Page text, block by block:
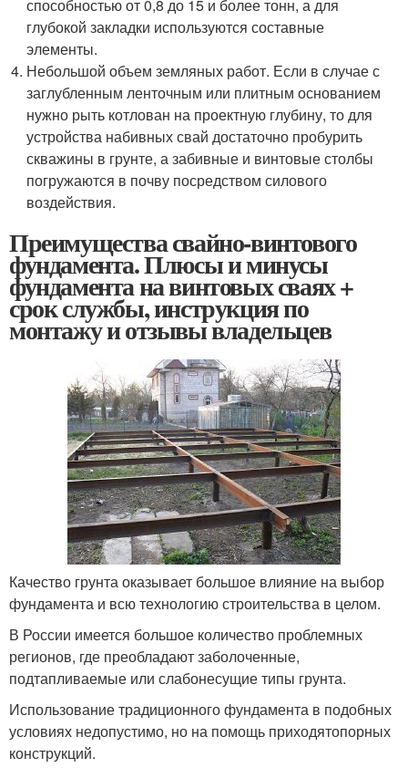
способностью от 0,8 до 15 и более тонн, а для
глубокой закладки используются составные
элементы.
Небольшой объем земляных работ. Если в случае с
заглубленным ленточным или плитным основанием
нужно рыть котлован на проектную глубину, то для
устройства набивных свай достаточно пробурить
скважины в грунте, а забивные и винтовые столбы
погружаются в почву посредством силового
воздействия.
Преимущества свайно-винтового
фундамента. Плюсы и минусы
фундамента на винтовых сваях +
срок службы, инструкция по
монтажу и отзывы владельцев
Качество грунта оказывает большое влияние на выбор
фундамента и всю технологию строительства в целом.
В России имеется большое количество проблемных
регионов, где преобладают заболоченные,
подтапливаемые или слабонесущие типы грунта.
Использование традиционного фундамента в подобных
условиях недопустимо, но на помощь приходятопорных
конструкций.